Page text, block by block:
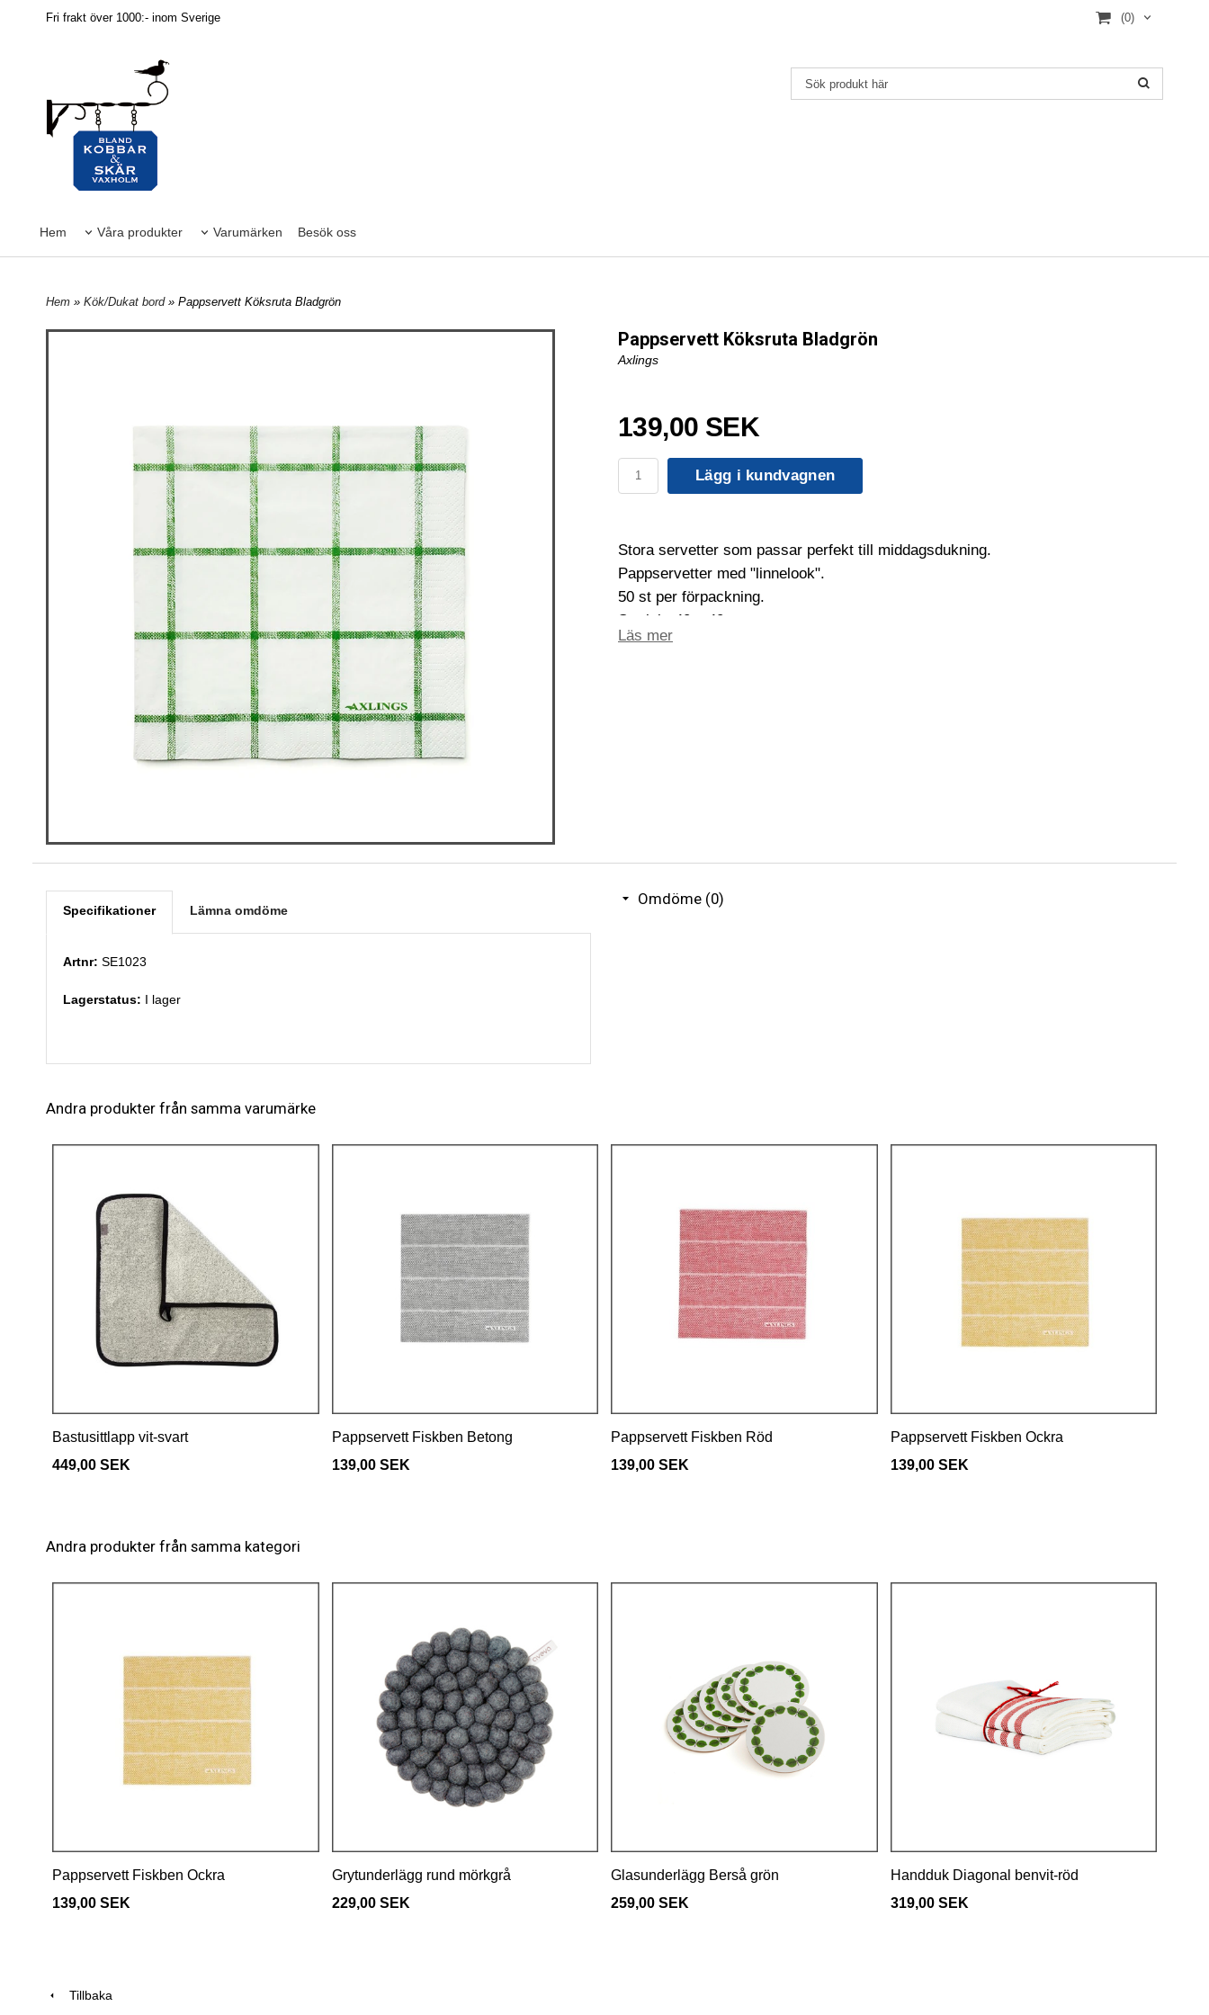
Fri frakt över 1000:- inom Sverige (0)
Hem Våra produkter Varumärken Besök oss
Hem » Kök/Dukat bord » Pappservett Köksruta Bladgrön
Pappservett Köksruta Bladgrön
Axlings
139,00 SEK
Lägg i kundvagnen
Stora servetter som passar perfekt till middagsdukning.
Pappservetter med "linnelook".
50 st per förpackning.
Storlek: 40 x 40 cm
Läs mer
Specifikationer Lämna omdöme
Artnr: SE1023
Lagerstatus: I lager
Omdöme (0)
Andra produkter från samma varumärke
Bastusittlapp vit-svart
449,00 SEK
Pappservett Fiskben Betong
139,00 SEK
Pappservett Fiskben Röd
139,00 SEK
Pappservett Fiskben Ockra
139,00 SEK
Andra produkter från samma kategori
Pappservett Fiskben Ockra
139,00 SEK
Grytunderlägg rund mörkgrå
229,00 SEK
Glasunderlägg Berså grön
259,00 SEK
Handduk Diagonal benvit-röd
319,00 SEK
Tillbaka